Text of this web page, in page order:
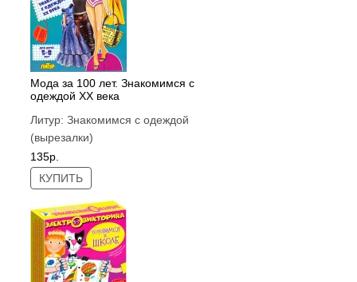
Мода за 100 лет. Знакомимся с
одеждой ХХ века
Литур:Знакомимся с одеждой
(вырезалки)
135р.
КУПИТЬ